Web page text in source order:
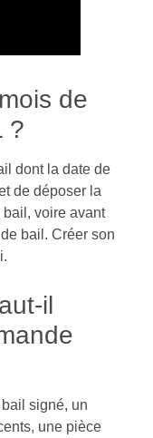
de
?
dont la date de
de déposer la
voire avant
bail. Créer son
il
signé, un
une pièce